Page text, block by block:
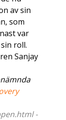
av sin
som
var
roll.
Sanjay
-